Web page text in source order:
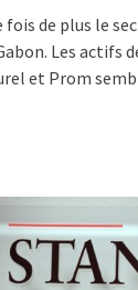
fois de plus le
Les actifs
et Prom